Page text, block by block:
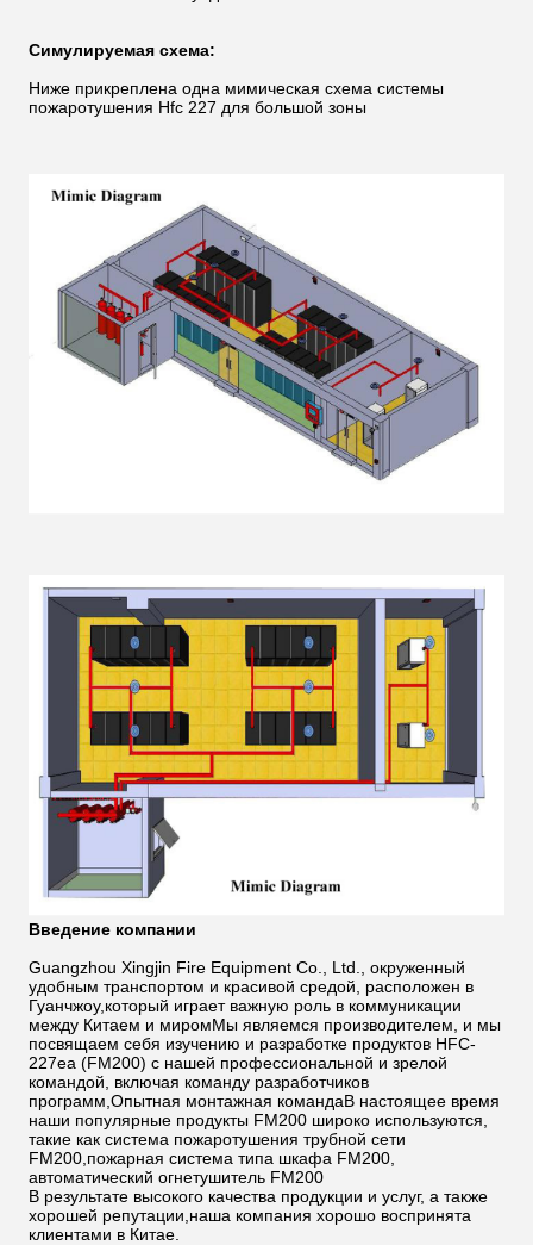
Симулируемая схема:
Ниже прикреплена одна мимическая схема системы
пожаротушения Hfc 227 для большой зоны
Введение компании
Guangzhou Xingjin Fire Equipment Co., Ltd., окруженный
удобным транспортом и красивой средой, расположен в
Гуанчжоу,который играет важную роль в коммуникации
между Китаем и миромМы являемся производителем, и мы
посвящаем себя изучению и разработке продуктов HFC-
227ea (FM200) с нашей профессиональной и зрелой
командой, включая команду разработчиков
программ,Опытная монтажная командаВ настоящее время
наши популярные продукты FM200 широко используются,
такие как система пожаротушения трубной сети
FM200,пожарная система типа шкафа FM200,
автоматический огнетушитель FM200
В результате высокого качества продукции и услуг, а также
хорошей репутации,наша компания хорошо воспринята
клиентами в Китае.